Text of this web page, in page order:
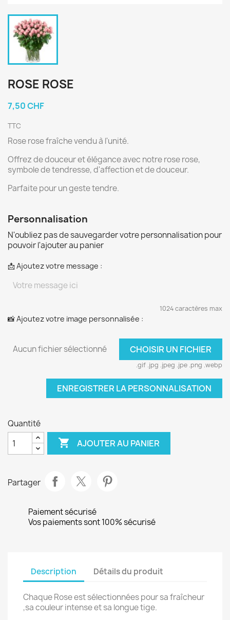
ROSE ROSE
7,50 CHF
TTC
Rose rose fraîche vendu à l'unité.
Offrez de douceur et élégance avec notre rose rose,
symbole de tendresse, d'affection et de douceur.
Parfaite pour un geste tendre.
Personnalisation
N'oubliez pas de sauvegarder votre personnalisation pour
pouvoir l'ajouter au panier
📩 Ajoutez votre message :
1024 caractères max
📸 Ajoutez votre image personnalisée :
Aucun fichier sélectionné CHOISIR UN FICHIER
.gif .jpg .jpeg .jpe .png .webp
ENREGISTRER LA PERSONNALISATION
Quantité
 AJOUTER AU PANIER
Partager
Paiement sécurisé
Vos paiements sont 100% sécurisé
Description Détails du produit
Chaque Rose est sélectionnées pour sa fraîcheur
,sa couleur intense et sa longue tige.